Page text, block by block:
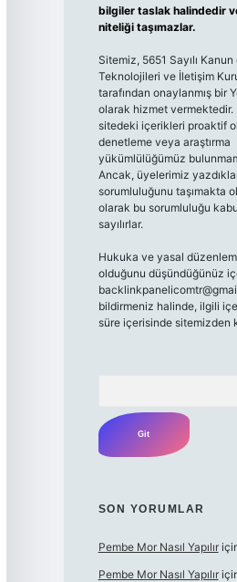
bilgiler taslak halindedir
niteliği taşımazlar.
Sitemiz, 5651 Sayılı
Teknolojileri ve İletişim
tarafından onaylanmış bir
olarak hizmet vermektedir.
sitedeki içerikleri proaktif
denetleme veya araştırma
yükümlülüğümüz
Ancak, üyelerimiz
sorumluluğunu taşımakta
olarak bu sorumluluğu
sayılırlar.
Hukuka ve yasal
olduğunu düşündüğünüz
bildirmeniz halinde, ilgili
süre içerisinde sitemizden
SON YORUMLAR
Pembe Mor Nasıl Yapılır
Pembe Mor Nasıl Yapılır